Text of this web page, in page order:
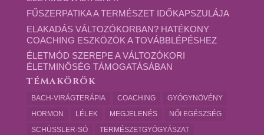
FŰSZERPATIKA A TERMÉSZET IDŐKAPSZULÁJA
ELAKADÁS VÁLTOZÓKORBAN? HATÉKONY
COACHING ESZKÖZÖK A TOVÁBBLÉPÉSHEZ
ÉLETMÓD SZEREPE A VÁLTOZÓKORI
ÉLETMINŐSÉG TÁMOGATÁSÁBAN
TÉMAKÖRÖK
BACH-VIRÁGTERÁPIA COACHING
GYÓGYNÖVÉNY
HORMON
LÉLEK MEGJELENÉS
NŐI EGÉSZSÉG
SCHÜSSLER-SÓ
TERMÉSZETGYÓGYÁSZAT